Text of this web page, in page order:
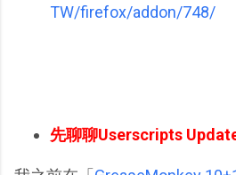
TW/firefox/addon/748/
先聊聊Userscripts